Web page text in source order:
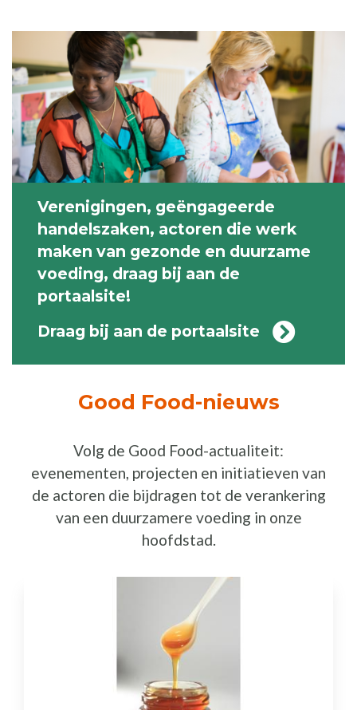
Verenigingen, geëngageerde
handelszaken, actoren die werk
maken van gezonde en duurzame
voeding, draag bij aan de
portaalsite!
Draag bij aan de portaalsite
Good Food-nieuws
Volg de Good Food-actualiteit:
evenementen, projecten en initiatieven van
de actoren die bijdragen tot de verankering
van een duurzamere voeding in onze
hoofdstad.